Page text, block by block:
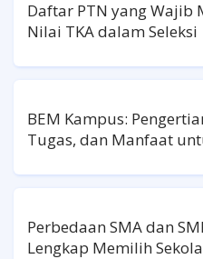
Daftar PTN yang Wajib
Nilai TKA dalam Seleksi
BEM Kampus:
Tugas, dan Manfaat
Perbedaan SMA dan
Lengkap Memilih